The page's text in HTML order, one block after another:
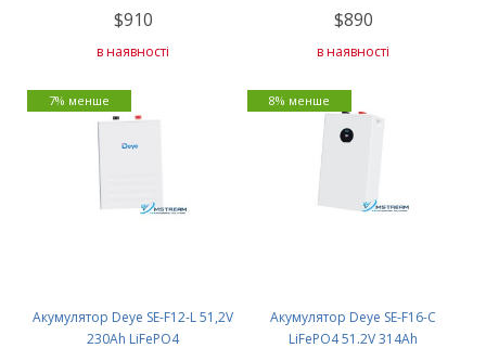
$910
в наявності
$890
в наявності
Акумулятор Deye SE-F12-L 51,2V
230Ah LiFePO4
7% менше
Акумулятор Deye SE-F16-C
LiFePO4 51.2V 314Ah
8% менше